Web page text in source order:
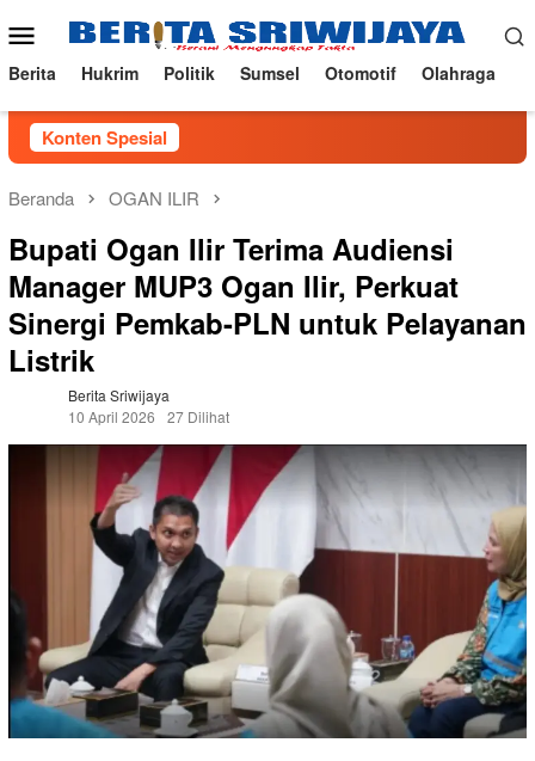
ke
konten
Menu
Mobile
Berita Hukrim Politik Sumsel Otomotif Olahraga
Konten Spesial
Beranda OGAN ILIR
Bupati Ogan Ilir Terima Audiensi
Manager MUP3 Ogan Ilir, Perkuat
Sinergi Pemkab-PLN untuk Pelayanan
Listrik
Berita Sriwijaya
10 April 2026
27 Dilihat